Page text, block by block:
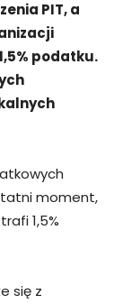
PIT, a
podatku.
moment,
1,5%
się z